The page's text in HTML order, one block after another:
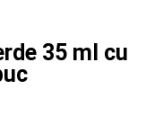
35 ml cu